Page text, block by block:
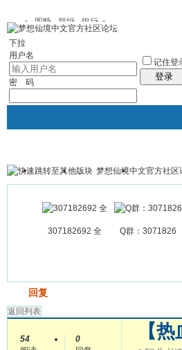
图酷 群组 银行
下拉
用户名
密 码
记住登
登录
银行 群组聚合 我的空间
梦想仙境中文官方社区
307182692 全 Q群：3071826
回复
返回列表
54
0
【